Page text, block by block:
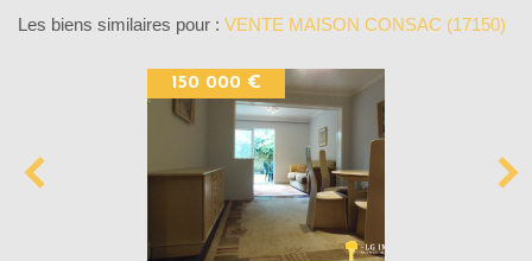
Les biens similaires pour : VENTE MAISON CONSAC (17150)
150 000 €